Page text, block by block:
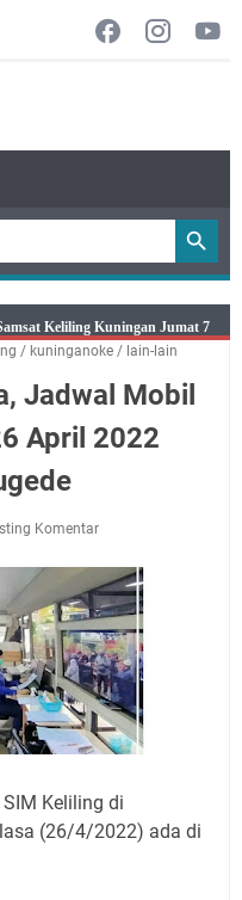
Mobil SIM Keliling Ada di
Agustus 2026: Jika Keberkahan
Memiliki Sekarung Penuh Uang
Bukan Cuma Kewajiban, Tapi
Kuningan Jumat 7 Agustus 2026
2026 Bersama Kebo Bule
Air Bersih Akibat Kekeringan,
PAM Tirta Kamuning Salurakan
Pendampingan Penyusunan
Kepuh Kuningan Kamis 6
Naik, Telur Turun
Kuningan Jumat 7 Agustus
/ kuninganoke / lain-lain
Jadwal Mobil
April 2022
Komentar
SIM Keliling di
(26/4/2022) ada di